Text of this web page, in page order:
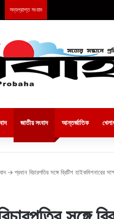
সদ্যপ্রাপ্ত সংবাদ
জাতীয় সংবাদ আন্তর্জাতিক
→ প্রধান বিচারপতির সঙ্গে ব্রিটিশ হাইকমিশনারের